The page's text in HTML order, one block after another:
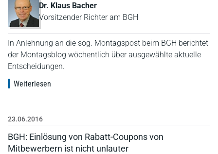
Dr. Klaus Bacher
Vorsitzender Richter am BGH
In Anlehnung an die sog. Montagspost beim BGH berichtet
der Montagsblog wöchentlich über ausgewählte aktuelle
Entscheidungen.
Weiterlesen
23.06.2016
BGH: Einlösung von Rabatt-Coupons von
Mitbewerbern ist nicht unlauter